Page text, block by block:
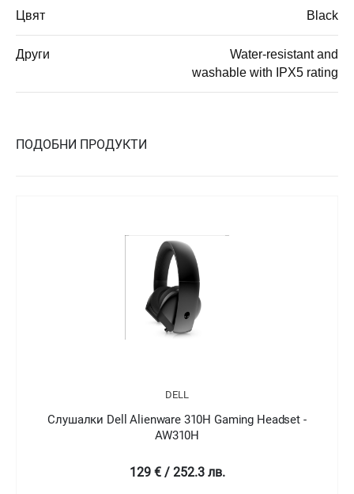
Цвят Black
Други
Water-resistant and
washable with IPX5 rating
ПОДОБНИ ПРОДУКТИ
DELL
Слушалки Dell Alienware 310H Gaming Headset -
AW310H
129 € / 252.3 лв.